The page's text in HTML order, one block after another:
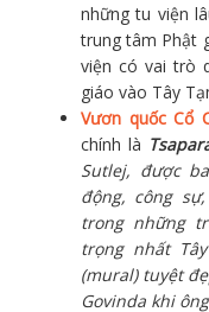
những tu viện
trung tâm Phật
viện có vai trò
giáo vào Tây
Vươn quốc Cổ
chính là
Sutlej, được
động, công
trong những
trọng nhất
(mural) tuyệt
Govinda khi